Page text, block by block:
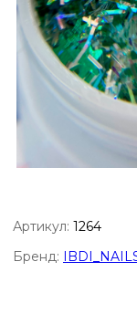
Артикул: 1264
Бренд: